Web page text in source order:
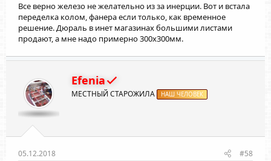
Все верно железо не желательно из за инерции. Вот и встала
переделка колом, фанера если только, как временное
решение. Дюраль в инет магазинах большими листами
продают, а мне надо примерно 300х300мм.
Efenia
МЕСТНЫЙ СТАРОЖИЛА НАШ ЧЕЛОВЕК
05.12.2018 #58